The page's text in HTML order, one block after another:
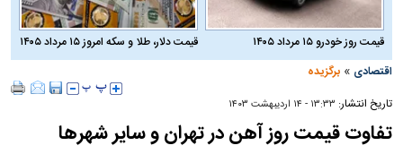
قیمت روز خودرو ۱۵ مرداد ۱۴۰۵
قیمت دلار، طلا و سکه امروز ۱۵ مرداد ۱۴۰۵
اقتصادی »برگزیده
تاریخ انتشار: ۱۳:۳۳ - ۱۴ ارديبهشت ۱۴۰۳
تفاوت قیمت روز آهن در تهران و سایر شهرها